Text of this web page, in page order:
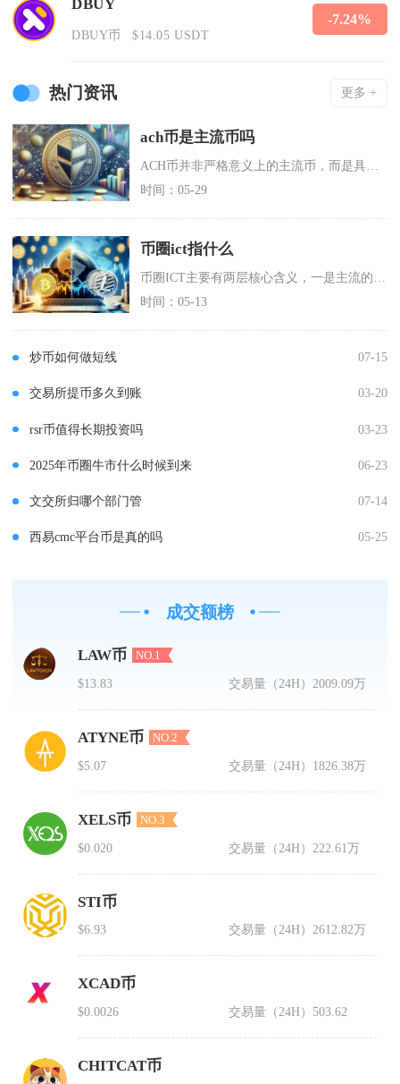
DBUY
DBUY币 $14.05 USDT
-7.24%
热门资讯 更多 +
ach币是主流币吗
时间：05-29
币圈ict指什么
时间：05-13
炒币如何做短线 07-15
交易所提币多久到账 03-20
rsr币值得长期投资吗 03-23
2025年币圈牛市什么时候到来 06-23
文交所归哪个部门管 07-14
西易cmc平台币是真的吗 05-25
成交额榜
LAW币 NO.1
$13.83 交易量（24H） 2009.09万
ATYNE币 NO.2
$5.07 交易量（24H） 1826.38万
XELS币 NO.3
$0.020 交易量（24H） 222.61万
STI币
$6.93 交易量（24H）2612.82万
XCAD币
$0.0026 交易量（24H） 503.62
CHITCAT币